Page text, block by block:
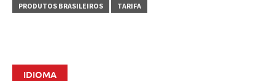
PRODUTOS BRASILEIROS
TARIFA
IDIOMA